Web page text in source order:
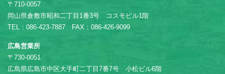
〒710-0057
岡山県倉敷市昭和二丁目1番3号 コスモビル1階
TEL：086-423-7887 FAX：086-426-9099
広島営業所
〒730-0051
広島県広島市中区大手町二丁目7番7号 小松ビル6階